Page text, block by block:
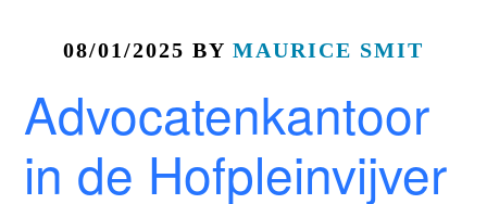
08/01/2025 BY MAURICE SMIT
Advocatenkantoor
in de Hofpleinvijver